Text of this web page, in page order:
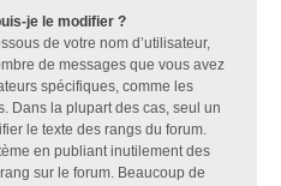
je le modifier ?
de votre nom d’utilisateur,
de messages que vous avez
spécifiques, comme les
Dans la plupart des cas, seul un
le texte des rangs du forum.
en publiant inutilement des
sur le forum. Beaucoup de